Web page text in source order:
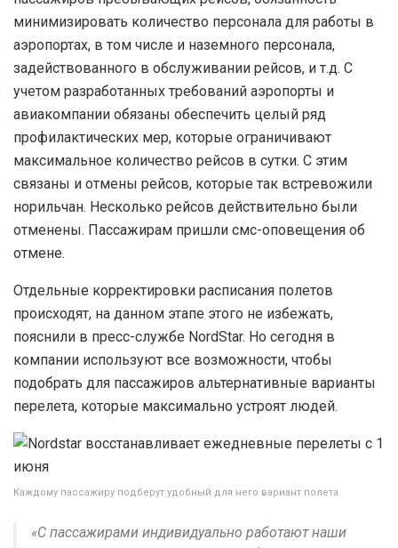
минимизировать количество персонала для работы в
аэропортах, в том числе и наземного персонала,
задействованного в обслуживании рейсов, и т.д. С
учетом разработанных требований аэропорты и
авиакомпании обязаны обеспечить целый ряд
профилактических мер, которые ограничивают
максимальное количество рейсов в сутки. С этим
связаны и отмены рейсов, которые так встревожили
норильчан. Несколько рейсов действительно были
отменены. Пассажирам пришли смс-оповещения об
отмене.
Отдельные корректировки расписания полетов
происходят, на данном этапе этого не избежать,
пояснили в пресс-службе NordStar. Но сегодня в
компании используют все возможности, чтобы
подобрать для пассажиров альтернативные варианты
перелета, которые максимально устроят людей.
Каждому пассажиру подберут удобный для него вариант полета
«С пассажирами индивидуально работают наши